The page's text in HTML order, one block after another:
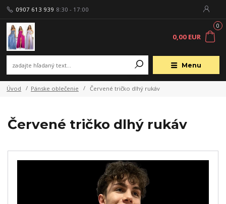
Menu
0907 613 939 8:30 - 17:00
0
0,00 EUR
Úvod Pánske oblečenie Červené tričko dlhý rukáv
Červené tričko dlhý rukáv